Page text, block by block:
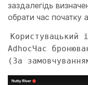
заздалегідь
обрати час початку
Користувацький
AdhocЧас
(За